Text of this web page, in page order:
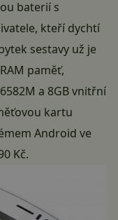
baterií s
kteří dychtí
sestavy už je
paměť,
a 8GB vnitřní
kartu
Android ve
Kč.